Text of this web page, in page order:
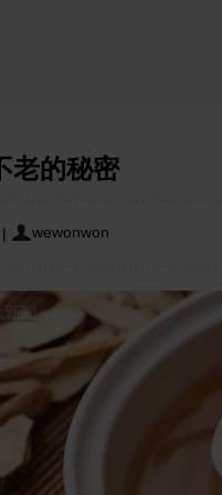
老的秘密
| wewonwon